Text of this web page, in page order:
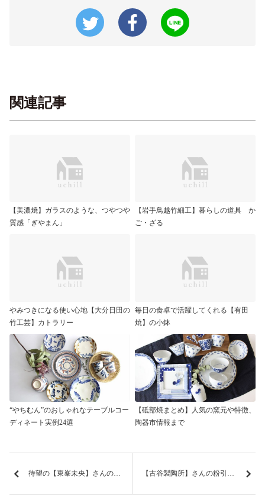
関連記事
【美濃焼】ガラスのような、つやつや
質感「ぎやまん」
【岩手鳥越竹細工】暮らしの道具 か
ご・ざる
やみつきになる使い心地【大分日田の
竹工芸】カトラリー
毎日の食卓で活躍してくれる【有田
焼】の小鉢
“やちむん”のおしゃれなテーブルコー
ディネート実例24選
【砥部焼まとめ】人気の窯元や特徴、
陶器市情報まで
待望の【東峯未央】さんの呉須シリーズが数量限定で入荷！ 【古谷製陶所】さんの粉引きのうつわ、ほか新入荷！